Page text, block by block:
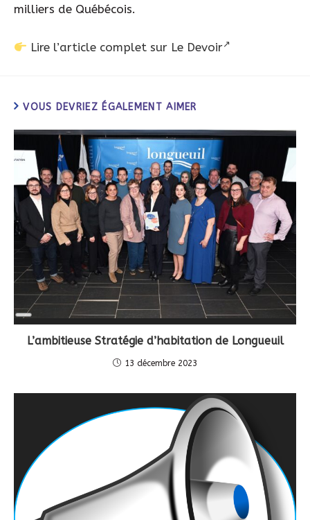
milliers de Québécois.
Lire l’article complet sur Le Devoir
VOUS DEVRIEZ ÉGALEMENT AIMER
Long
L’ambitieuse Stratégie d’habitation de Longueuil
13 décembre 2023